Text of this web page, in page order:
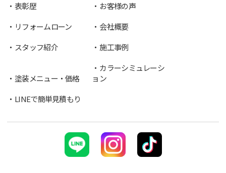
表彰歴
お客様の声
リフォームローン
会社概要
スタッフ紹介
施工事例
塗装メニュー・価格
カラーシミュレーシ
ョン
LINEで簡単見積もり